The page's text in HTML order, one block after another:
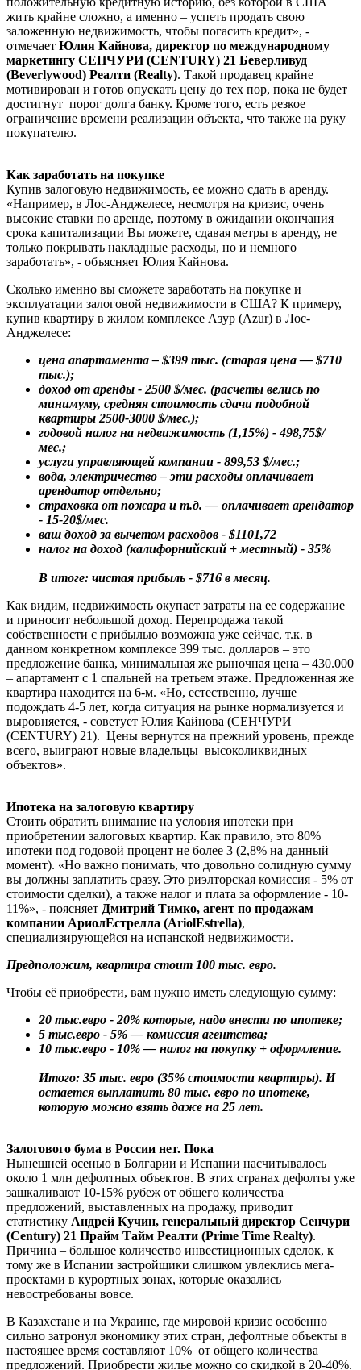
жить крайне сложно, а именно – успеть продать свою
заложенную недвижимость, чтобы погасить кредит», -
отмечает Юлия Кайнова, директор по международному
маркетингу СЕНЧУРИ (CENTURY) 21 Беверливуд
(Beverlywood) Реалти (Realty). Такой продавец крайне
мотивирован и готов опускать цену до тех пор, пока не будет
достигнут порог долга банку. Кроме того, есть резкое
ограничение времени реализации объекта, что также на руку
покупателю.
Как заработать на покупке
Купив залоговую недвижимость, ее можно сдать в аренду.
«Например, в Лос-Анджелесе, несмотря на кризис, очень
высокие ставки по аренде, поэтому в ожидании окончания
срока капитализации Вы можете, сдавая метры в аренду, не
только покрывать накладные расходы, но и немного
заработать», - объясняет Юлия Кайнова.
Сколько именно вы сможете заработать на покупке и
эксплуатации залоговой недвижимости в США? К примеру,
купив квартиру в жилом комплексе Азур (Azur) в Лос-
Анджелесе:
цена апартамента – $399 тыс. (старая цена — $710
тыс.);
доход от аренды - 2500 $/мес. (расчеты велись по
минимуму, средняя стоимость сдачи подобной
квартиры 2500-3000 $/мес.);
годовой налог на недвижимость (1,15%) - 498,75$/
мес.;
услуги управляющей компании - 899,53 $/мес.;
вода, электричество – эти расходы оплачивает
арендатор отдельно;
страховка от пожара и т.д. — оплачивает арендатор
- 15-20$/мес.
ваш доход за вычетом расходов - $1101,72
налог на доход (калифорнийский + местный) - 35%
В итоге: чистая прибыль - $716 в месяц.
Как видим, недвижимость окупает затраты на ее содержание
и приносит небольшой доход. Перепродажа такой
собственности с прибылью возможна уже сейчас, т.к. в
данном конкретном комплексе 399 тыс. долларов – это
предложение банка, минимальная же рыночная цена – 430.000
– апартамент с 1 спальней на третьем этаже. Предложенная же
квартира находится на 6-м. «Но, естественно, лучше
подождать 4-5 лет, когда ситуация на рынке нормализуется и
выровняется, - советует Юлия Кайнова (СЕНЧУРИ
(CENTURY) 21). Цены вернутся на прежний уровень, прежде
всего, выиграют новые владельцы высоколиквидных
объектов».
Ипотека на залоговую квартиру
Стоить обратить внимание на условия ипотеки при
приобретении залоговых квартир. Как правило, это 80%
ипотеки под годовой процент не более 3 (2,8% на данный
момент). «Но важно понимать, что довольно солидную сумму
вы должны заплатить сразу. Это риэлторская комиссия - 5% от
стоимости сделки), а также налог и плата за оформление - 10-
11%», - поясняет Дмитрий Тимко, агент по продажам
компании АриолЕстрелла (AriolEstrella),
специализирующейся на испанской недвижимости.
Предположим, квартира стоит 100 тыс. евро.
Чтобы её приобрести, вам нужно иметь следующую сумму:
20 тыс.евро - 20% которые, надо внести по ипотеке;
5 тыс.евро - 5% — комиссия агентства;
10 тыс.евро - 10% — налог на покупку + оформление.
Итого: 35 тыс. евро (35% стоимости квартиры). И
остается выплатить 80 тыс. евро по ипотеке,
которую можно взять даже на 25 лет.
Залогового бума в России нет. Пока
Нынешней осенью в Болгарии и Испании насчитывалось
около 1 млн дефолтных объектов. В этих странах дефолты уже
зашкаливают 10-15% рубеж от общего количества
предложений, выставленных на продажу, приводит
статистику Андрей Кучин, генеральный директор Сенчури
(Century) 21 Прайм Тайм Реалти (Prime Time Realty).
Причина – большое количество инвестиционных сделок, к
тому же в Испании застройщики слишком увлеклись мега-
проектами в курортных зонах, которые оказались
невостребованы вовсе.
В Казахстане и на Украине, где мировой кризис особенно
сильно затронул экономику этих стран, дефолтные объекты в
настоящее время составляют 10% от общего количества
предложений. Приобрести жилье можно со скидкой в 20-40%.